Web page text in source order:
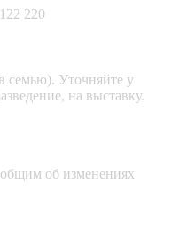
220
семью). Уточняйте у
на выставку.
об изменениях